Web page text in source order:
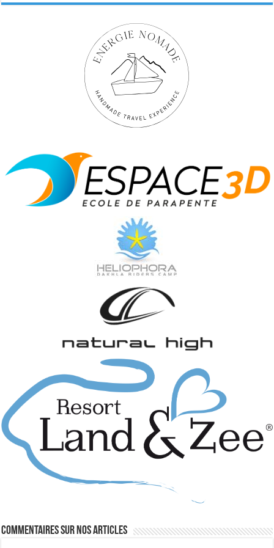
Commentaires sur nos articles